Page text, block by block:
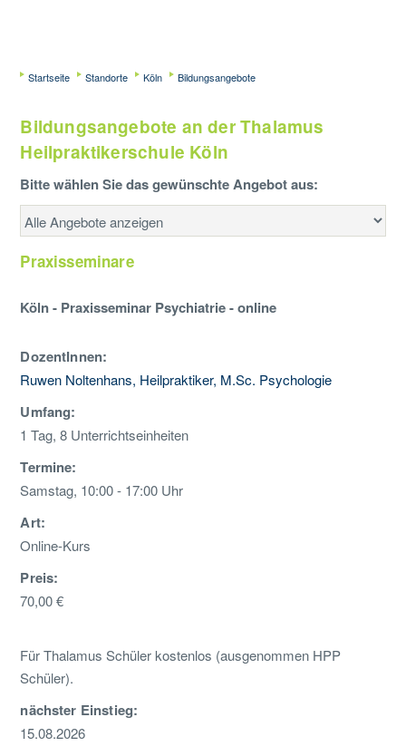
Startseite Standorte Köln Bildungsangebote
Bildungsangebote an der Thalamus
Heilpraktikerschule Köln
Bitte wählen Sie das gewünschte Angebot aus:
Praxisseminare
Köln - Praxisseminar Psychiatrie - online
DozentInnen:
Ruwen Noltenhans, Heilpraktiker, M.Sc. Psychologie
Umfang:
1 Tag, 8 Unterrichtseinheiten
Termine:
Samstag, 10:00 - 17:00 Uhr
Art:
Online-Kurs
Preis:
70,00 €
Für Thalamus Schüler kostenlos (ausgenommen HPP
Schüler).
nächster Einstieg:
15.08.2026